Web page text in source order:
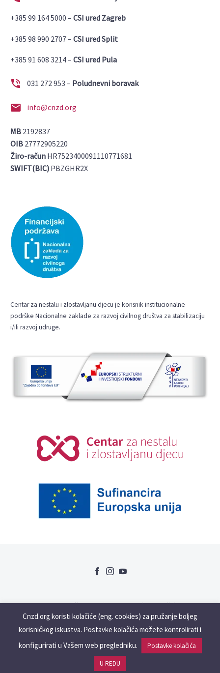
+385 99 164 5000 – CSI ured Zagreb
+385 98 990 2707 – CSI ured Split
+385 91 608 3214 – CSI ured Pula

 031 272 953 – Poludnevni boravak

 info@cnzd.org
MB 2192837
OIB 27772905220
Žiro-račun HR7523400091110771681
SWIFT(BIC) PBZGHR2X
Centar za nestalu i zlostavljanu djecu je korisnik institucionalne
podrške Nacionalne zaklade za razvoj civilnog društva za stabilizaciju
i/ili razvoj udruge.
Uvjeti korištenja GDPR
Kolačići
Slabovidne i gluhonjeme osobe
2023 © Copyrights cnzd.org
Cnzd.org koristi kolačiće (eng. cookies) za pružanje boljeg
korisničkog iskustva. Postavke kolačića možete kontrolirati i
konfigurirati u Vašem web pregledniku.
Postavke kolačića
U REDU